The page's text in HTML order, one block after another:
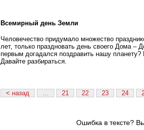
Всемирный день Земли
Человечество придумало множество
лет, только праздновать день своего Дома –
первым догадался поздравить нашу планету?
Давайте разбираться.
< назад … 21 22 23 24
Ошибка в тексте?